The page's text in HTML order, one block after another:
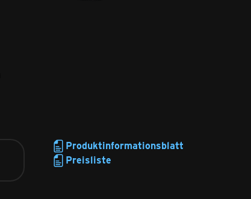
Produktinformationsblatt
Preisliste